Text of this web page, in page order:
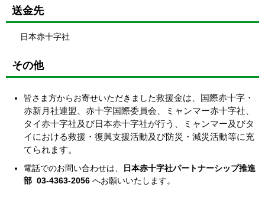
送金先
日本赤十字社
その他
皆さま方からお寄せいただきました救援金は、国際赤十字・
赤新月社連盟、赤十字国際委員会、ミャンマー赤十字社、
タイ赤十字社及び日本赤十字社が行う、ミャンマー及びタ
イにおける救援・復興支援活動及び防災・減災活動等に充
てられます。
電話でのお問い合わせは、
日本赤十字社パートナーシップ推進
部 03-4363-2056 へお願いいたします。